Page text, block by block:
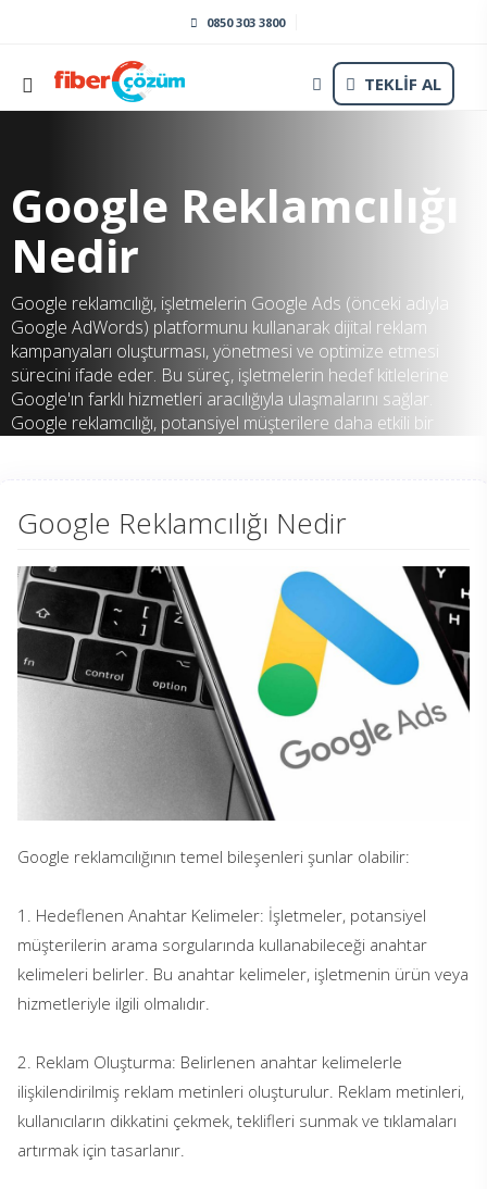
0850 303 3800
TEKLİF AL
Google Reklamcılığı
Nedir
Google reklamcılığı, işletmelerin Google Ads (önceki adıyla
Google AdWords) platformunu kullanarak dijital reklam
kampanyaları oluşturması, yönetmesi ve optimize etmesi
sürecini ifade eder. Bu süreç, işletmelerin hedef kitlelerine
Google'ın farklı hizmetleri aracılığıyla ulaşmalarını sağlar.
Google reklamcılığı, potansiyel müşterilere daha etkili bir
Anasayfa Blog Google Reklamcılığı Nedir
Google Reklamcılığı Nedir
Google reklamcılığının temel bileşenleri şunlar olabilir:
1. Hedeflenen Anahtar Kelimeler: İşletmeler, potansiyel
müşterilerin arama sorgularında kullanabileceği anahtar
kelimeleri belirler. Bu anahtar kelimeler, işletmenin ürün veya
hizmetleriyle ilgili olmalıdır.
2. Reklam Oluşturma: Belirlenen anahtar kelimelerle
ilişkilendirilmiş reklam metinleri oluşturulur. Reklam metinleri,
kullanıcıların dikkatini çekmek, teklifleri sunmak ve tıklamaları
artırmak için tasarlanır.